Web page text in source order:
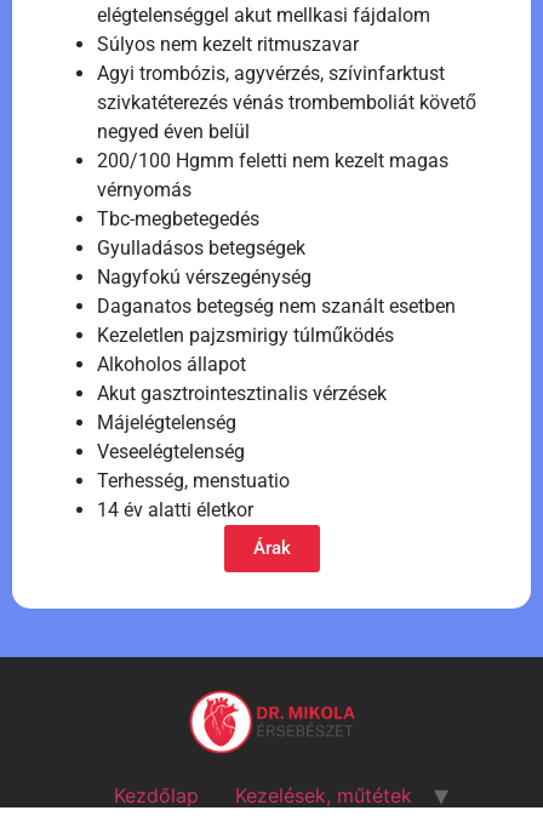
elégtelenséggel akut mellkasi fájdalom
Súlyos nem kezelt ritmuszavar
Agyi trombózis, agyvérzés, szívinfarktust
szivkatéterezés vénás trombemboliát követő
negyed éven belül
200/100 Hgmm feletti nem kezelt magas
vérnyomás
Tbc-megbetegedés
Gyulladásos betegségek
Nagyfokú vérszegénység
Daganatos betegség nem szanált esetben
Kezeletlen pajzsmirigy túlműködés
Alkoholos állapot
Akut gasztrointesztinalis vérzések
Májelégtelenség
Veseelégtelenség
Terhesség, menstuatio
14 év alatti életkor
Árak
Kezdőlap
Kezelések, műtétek